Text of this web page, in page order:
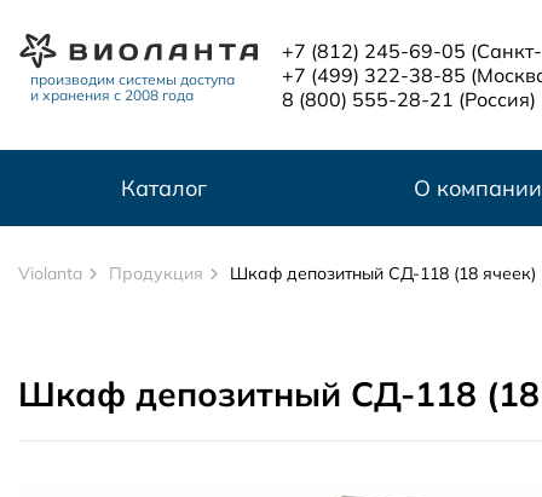
производим системы доступа
и хранения с 2008 года
+7 (812) 245-69-05
+7 (499) 322-38-85
8 (800) 555-28-21 (Россия)
Каталог О компании
Violanta Продукция Шкаф депозитный СД-118 (18 ячеек)
Шкаф депозитный СД-118 (18